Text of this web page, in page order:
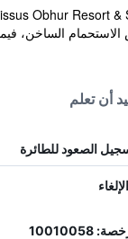
الساخن،
أن تعلم
الصعود للطائرة
10010058